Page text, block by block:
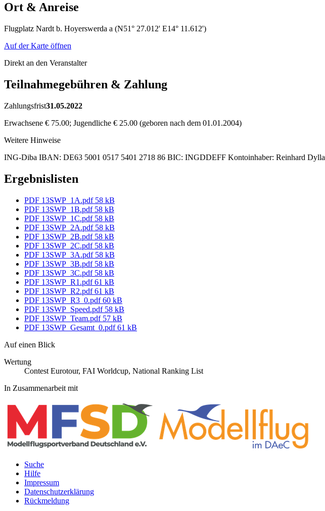
Ort & Anreise
Flugplatz Nardt b. Hoyerswerda a (N51° 27.012' E14° 11.612')
Auf der Karte öffnen
Direkt an den Veranstalter
Teilnahmegebühren & Zahlung
Zahlungsfrist31.05.2022
Erwachsene € 75.00; Jugendliche € 25.00 (geboren nach dem 01.01.2004)
Weitere Hinweise
ING-Diba IBAN: DE63 5001 0517 5401 2718 86 BIC: INGDDEFF Kontoinhaber: Reinhard Dylla
Ergebnislisten
PDF 13SWP_1A.pdf 58 kB
PDF 13SWP_1B.pdf 58 kB
PDF 13SWP_1C.pdf 58 kB
PDF 13SWP_2A.pdf 58 kB
PDF 13SWP_2B.pdf 58 kB
PDF 13SWP_2C.pdf 58 kB
PDF 13SWP_3A.pdf 58 kB
PDF 13SWP_3B.pdf 58 kB
PDF 13SWP_3C.pdf 58 kB
PDF 13SWP_R1.pdf 61 kB
PDF 13SWP_R2.pdf 61 kB
PDF 13SWP_R3_0.pdf 60 kB
PDF 13SWP_Speed.pdf 58 kB
PDF 13SWP_Team.pdf 57 kB
PDF 13SWP_Gesamt_0.pdf 61 kB
Auf einen Blick
Wertung
Contest Eurotour, FAI Worldcup, National Ranking List
In Zusammenarbeit mit
Rechtliches
Suche
Hilfe
Impressum
Datenschutzerklärung
Rückmeldung